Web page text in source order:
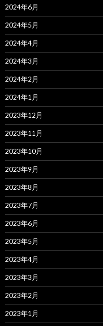
2024年6月
2024年5月
2024年4月
2024年3月
2024年2月
2024年1月
2023年12月
2023年11月
2023年10月
2023年9月
2023年8月
2023年7月
2023年6月
2023年5月
2023年4月
2023年3月
2023年2月
2023年1月